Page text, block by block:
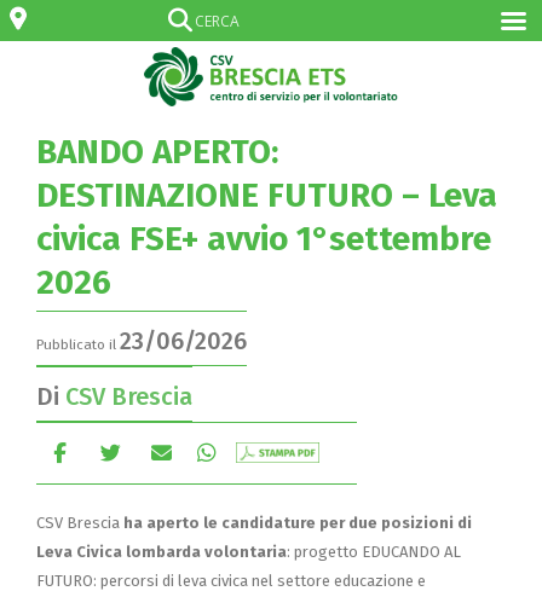
BANDO APERTO:
DESTINAZIONE FUTURO – Leva
civica FSE+ avvio 1°settembre
2026
Pubblicato il 23/06/2026
Di CSV Brescia
CSV Brescia ha aperto le candidature per due posizioni di
Leva Civica lombarda volontaria: progetto EDUCANDO AL
FUTURO: percorsi di leva civica nel settore educazione e